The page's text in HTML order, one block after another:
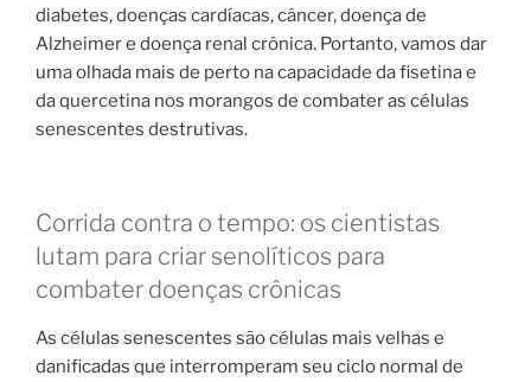
diabetes, doenças cardíacas, câncer, doença de
Alzheimer e doença renal crônica. Portanto, vamos dar
uma olhada mais de perto na capacidade da fisetina e
da quercetina nos morangos de combater as células
senescentes destrutivas.
Corrida contra o tempo: os cientistas
lutam para criar senolíticos para
combater doenças crônicas
As células senescentes são células mais velhas e
danificadas que interromperam seu ciclo normal de